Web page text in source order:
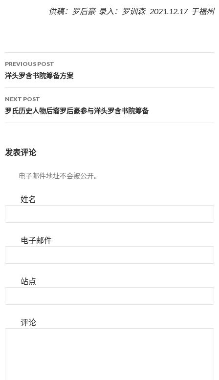
供稿：罗后豪 录入：罗训森 2021.12.17 于福州
Post navigation
PREVIOUS POST
洋头罗含书院筹备方案
NEXT POST
罗氏历史人物后裔罗后豪参与洋头罗含书院筹备
发表评论
电子邮件地址不会被公开。
姓名
电子邮件
站点
评论